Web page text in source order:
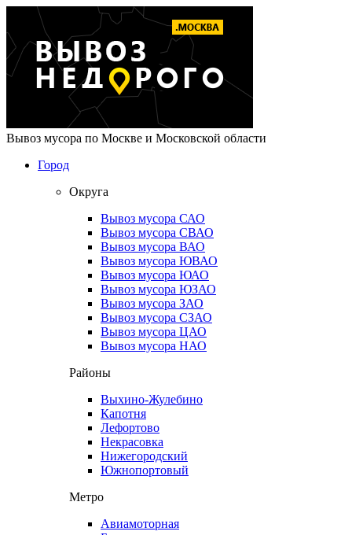
Вывоз мусора по Москве и Московской области
Город
Округа
Вывоз мусора САО
Вывоз мусора СВАО
Вывоз мусора ВАО
Вывоз мусора ЮВАО
Вывоз мусора ЮАО
Вывоз мусора ЮЗАО
Вывоз мусора ЗАО
Вывоз мусора СЗАО
Вывоз мусора ЦАО
Вывоз мусора НАО
Районы
Выхино-Жулебино
Капотня
Лефортово
Некрасовка
Нижегородский
Южнопортовый
Метро
Авиамоторная